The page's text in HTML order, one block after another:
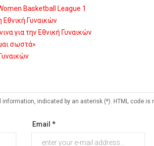
Basketball League 1
Εθνική Γυναικών
για την Εθνική Γυναικών
σωστά»
indicated by an asterisk (*). HTML code is
Email *